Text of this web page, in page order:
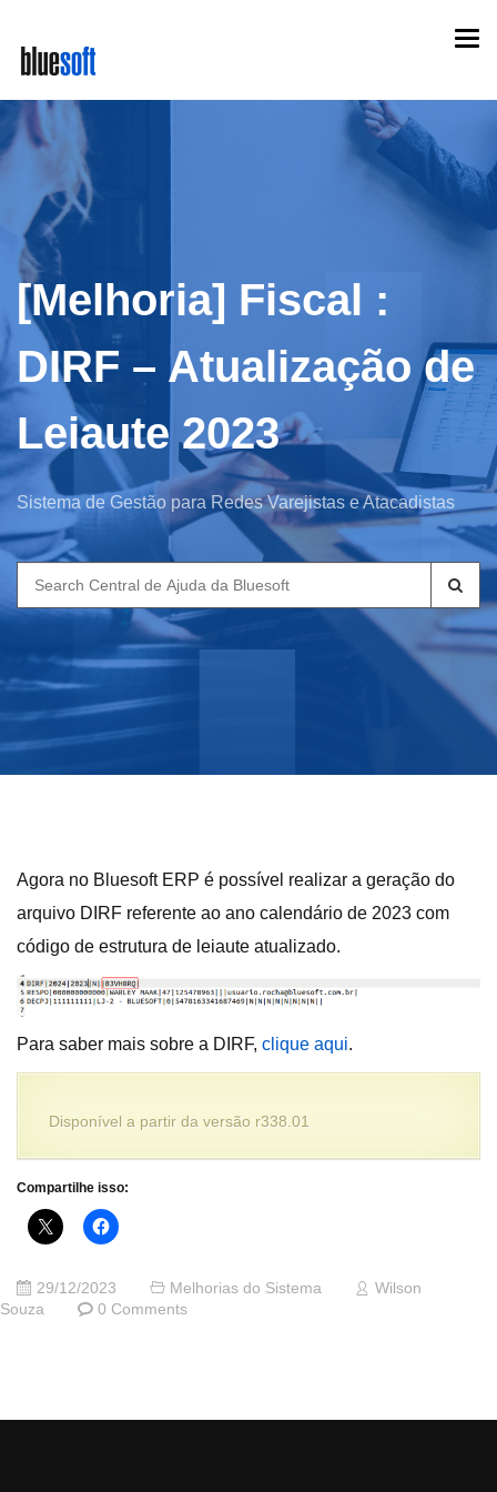
main
content
[Melhoria] Fiscal :
DIRF – Atualização de
Leiaute 2023
Sistema de Gestão para Redes Varejistas e Atacadistas
Search
for:
Agora no Bluesoft ERP é possível realizar a geração do
arquivo DIRF referente ao ano calendário de 2023 com
código de estrutura de leiaute atualizado.
Para saber mais sobre a DIRF, clique aqui.
Disponível a partir da versão r338.01
Compartilhe isso:
29/12/2023 Melhorias do Sistema
Wilson
Souza
0 Comments